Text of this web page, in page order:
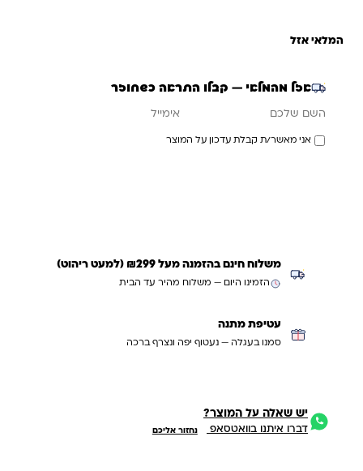
המלאי אזל
אזל מהמלאי — קבלו התראה כשחוזר
אני מאשר/ת קבלת עדכון על המוצר
משלוח חינם בהזמנה מעל ₪299 (למעט ריהוט)
הזמינו היום — משלוח מהיר עד הבית
עטיפת מתנה
סמנו בעגלה — נעטוף יפה ונצרף ברכה
יש שאלה על המוצר?
דברו איתנו בוואטסאפ נחזור אליכם